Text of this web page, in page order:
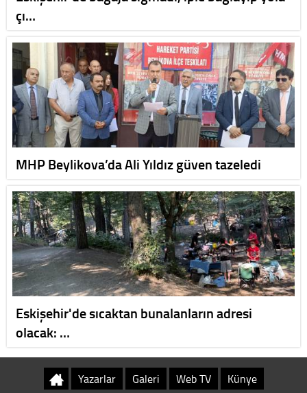
çı…
MHP Beylikova’da Ali Yıldız güven tazeledi
Eskişehir'de sıcaktan bunalanların adresi
olacak: …
Yazarlar Galeri Web TV Künye